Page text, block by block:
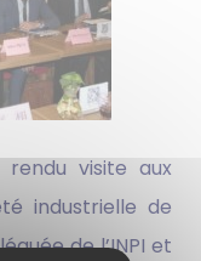
visite aux
industrielle de
de l’INPI et